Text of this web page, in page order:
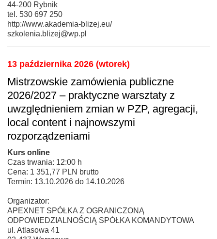
44-200 Rybnik
tel. 530 697 250
http://www.akademia-blizej.eu/
szkolenia.blizej@wp.pl
13 października 2026 (wtorek)
Mistrzowskie zamówienia publiczne
2026/2027 – praktyczne warsztaty z
uwzględnieniem zmian w PZP, agregacji,
local content i najnowszymi
rozporządzeniami
Kurs online
Czas trwania: 12:00 h
Cena: 1 351,77 PLN brutto
Termin: 13.10.2026 do 14.10.2026
Organizator:
APEXNET SPÓŁKA Z OGRANICZONĄ
ODPOWIEDZIALNOŚCIĄ SPÓŁKA KOMANDYTOWA
ul. Atlasowa 41